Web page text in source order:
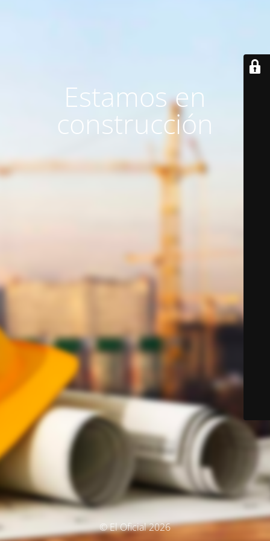
Estamos en
construcción
© El Oficial 2026